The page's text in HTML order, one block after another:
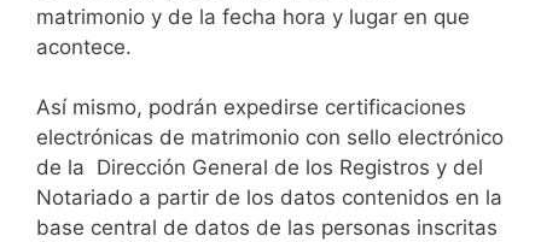
matrimonio y de la fecha hora y lugar en que
acontece.
Así mismo, podrán expedirse certificaciones
electrónicas de matrimonio con sello electrónico
de la Dirección General de los Registros y del
Notariado a partir de los datos contenidos en la
base central de datos de las personas inscritas